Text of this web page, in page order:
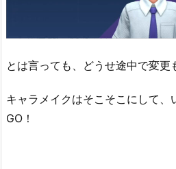
とは言っても、どうせ途中で変更
キャラメイクはそこそこにして、
GO！